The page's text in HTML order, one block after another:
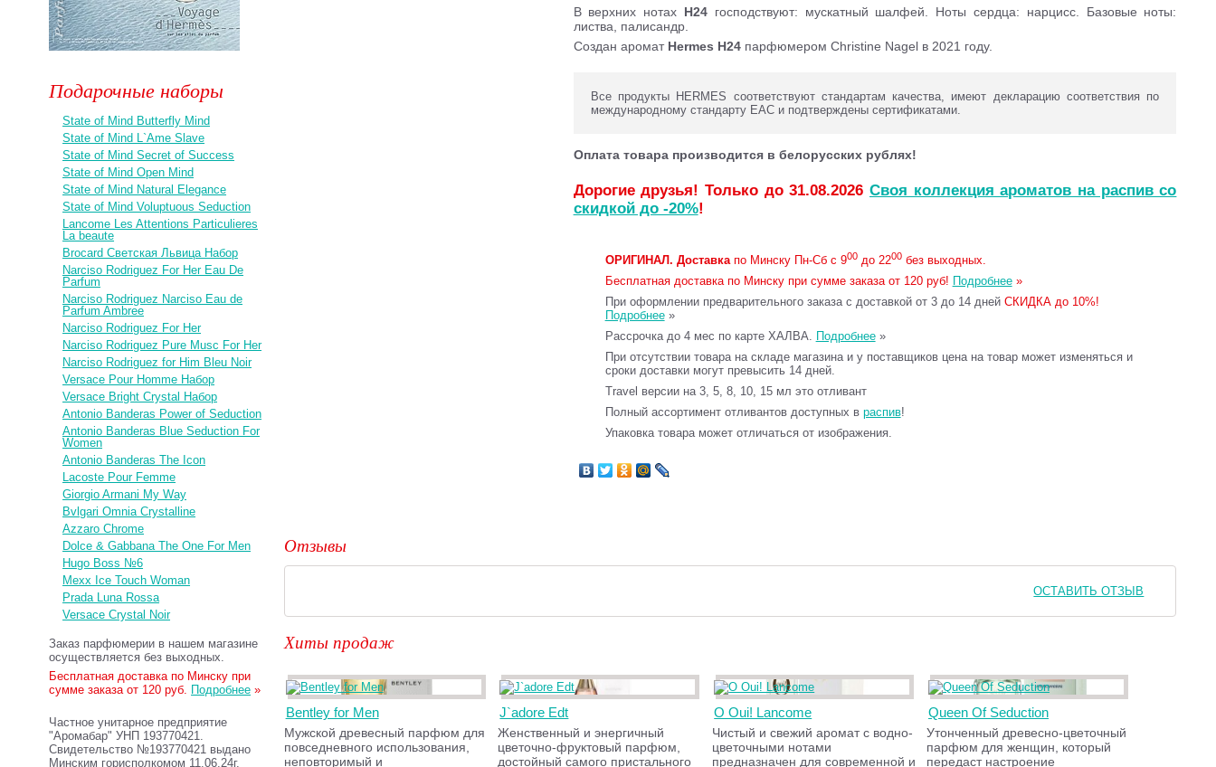
В верхних нотах H24 господствуют: мускатный шалфей. Ноты сердца: нарцисс. Базовые ноты:
листва, палисандр.
Создан аромат Hermes H24парфюмером Christine Nagel в 2021 году.
Все продукты HERMES соответствуют стандартам качества, имеют декларацию соответствия по
международному стандарту ЕАС и подтверждены сертификатами.
Оплата товара производится в белорусских рублях!
Дорогие друзья! Только до 31.08.2026 Своя коллекция ароматов на распив со
скидкой до -20%!
ОРИГИНАЛ. Доставкапо Минску Пн-Сб с 900до 2200без выходных.
Бесплатная доставка по Минску при сумме заказа от 120 руб! Подробнее»
При оформлении предварительного заказа с доставкой от 3 до 14 дней СКИДКА до 10%!
Подробнее»
Рассрочка до 4 мес по карте ХАЛВА. Подробнее»
При отсутствии товара на складе магазина и у поставщиков цена на товар может изменяться и
сроки доставки могут превысить 14 дней.
Travel версии на 3, 5, 8, 10, 15 мл это отливант
Полный ассортимент отливантов доступных в распив!
Упаковка товара может отличаться от изображения.
Отзывы
ОСТАВИТЬ ОТЗЫВ
Хиты продаж
Bentley for Men
Мужской древесный парфюм для
повседневного использования,
неповторимый и
J`adore Edt
Женственный и энергичный
цветочно-фруктовый парфюм,
достойный самого пристального
O Oui! Lancome
Чистый и свежий аромат с водно-
цветочными нотами
предназначен для современной и
Queen Of Seduction
Утонченный древесно-цветочный
парфюм для женщин, который
передаст настроение
Подарочные наборы
State of Mind Butterfly Mind
State of Mind L`Ame Slave
State of Mind Secret of Success
State of Mind Open Mind
State of Mind Natural Elegance
State of Mind Voluptuous Seduction
Lancome Les Attentions Particulieres
La beaute
Brocard Светская Львица Набор
Narciso Rodriguez For Her Eau De
Parfum
Narciso Rodriguez Narciso Eau de
Parfum Ambree
Narciso Rodriguez For Her
Narciso Rodriguez Pure Musc For Her
Narciso Rodriguez for Him Bleu Noir
Versace Pour Homme Набор
Versace Bright Crystal Набор
Antonio Banderas Power of Seduction
Antonio Banderas Blue Seduction For
Women
Antonio Banderas The Icon
Lacoste Pour Femme
Giorgio Armani My Way
Bvlgari Omnia Crystalline
Azzaro Chrome
Dolce & Gabbana The One For Men
Hugo Boss №6
Mexx Ice Touch Woman
Prada Luna Rossa
Versace Crystal Noir
Заказ парфюмерии в нашем магазине
осуществляется без выходных.
Бесплатная доставка по Минску при
сумме заказа от 120 руб. Подробнее »
Частное унитарное предприятие
"Аромабар" УНП 193770421.
Свидетельство №193770421 выдано
Минским горисполкомом 11.06.24г.